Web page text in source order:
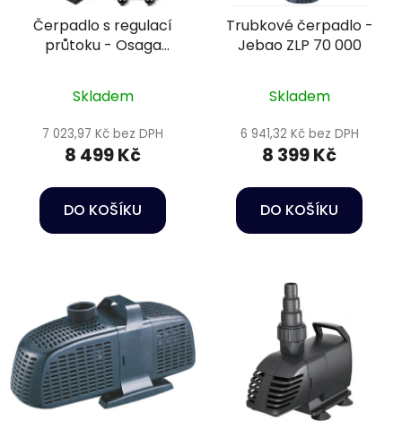
Čerpadlo s regulací
průtoku - Osaga
Skladem
7 023,97 Kč bez DPH
8 499 Kč
DO KOŠÍKU
Trubkové čerpadlo -
Jebao ZLP 70 000
Skladem
6 941,32 Kč bez DPH
8 399 Kč
DO KOŠÍKU